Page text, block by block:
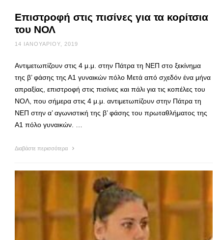
Επιστροφή στις πισίνες για τα κορίτσια
του ΝΟΛ
14 ΙΑΝΟΥΑΡΊΟΥ, 2019
Αντιμετωπίζουν στις 4 μ.μ. στην Πάτρα τη ΝΕΠ στο ξεκίνημα
της β’ φάσης της Α1 γυναικών πόλο Μετά από σχεδόν ένα μήνα
απραξίας, επιστροφή στις πισίνες και πάλι για τις κοπέλες του
ΝΟΛ, που σήμερα στις 4 μ.μ. αντιμετωπίζουν στην Πάτρα τη
ΝΕΠ στην α’ αγωνιστική της β’ φάσης του πρωταθλήματος της
Α1 πόλο γυναικών. …
Διαβάστε περισσότερα